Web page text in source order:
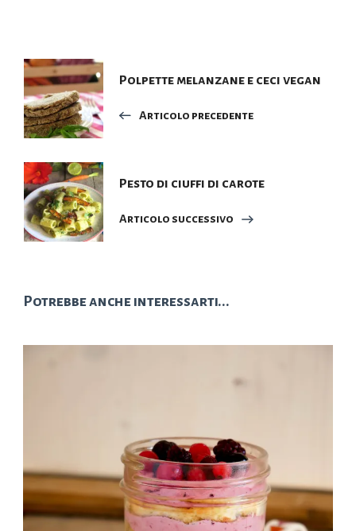
Navigazione
articoli
Polpette melanzane e ceci vegan
Articolo precedente
Pesto di ciuffi di carote
Articolo successivo
Potrebbe anche interessarti...